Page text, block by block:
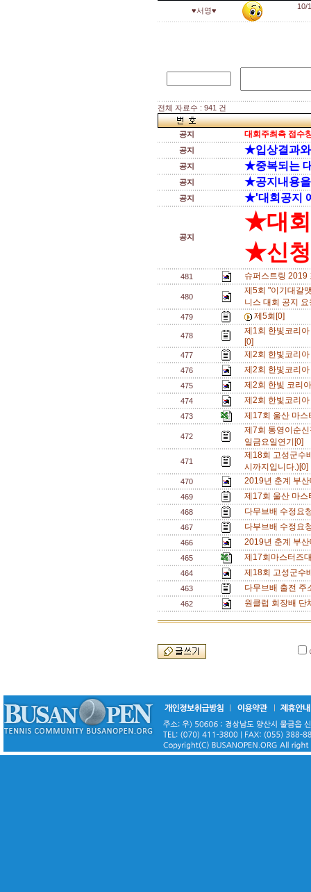
♥서영♥ 10/
전체 자료수 : 941 건
공지 대회주최측 접수
공지 ★입상결과
공지 ★중복되는
공지 ★공지내용
공지 ★'대회공지
공지
★대회
★신
481 슈퍼스트링
480
제5회 "이기대갈
니스 대회 공지
479 제5회[0]
478
제1회 한빛코리
[0]
477 제2회 한빛코리
476 제2회 한빛코리
475 제2회 한빛 코리
474 제2회 한빛코리
473 제17회 울산 마
472
제7회 통영이순
일금요일연기[0]
471
제18회 고성군수
시까지입니다
470 2019년 춘계 부
469 제17회 울산 마
468 다무브배 수정요
467 다부브배 수정요
466 2019년 춘계 부
465 제17회마스터즈
464 제18회 고성군수
463 다무브배 출전
462 원클럽 회장배